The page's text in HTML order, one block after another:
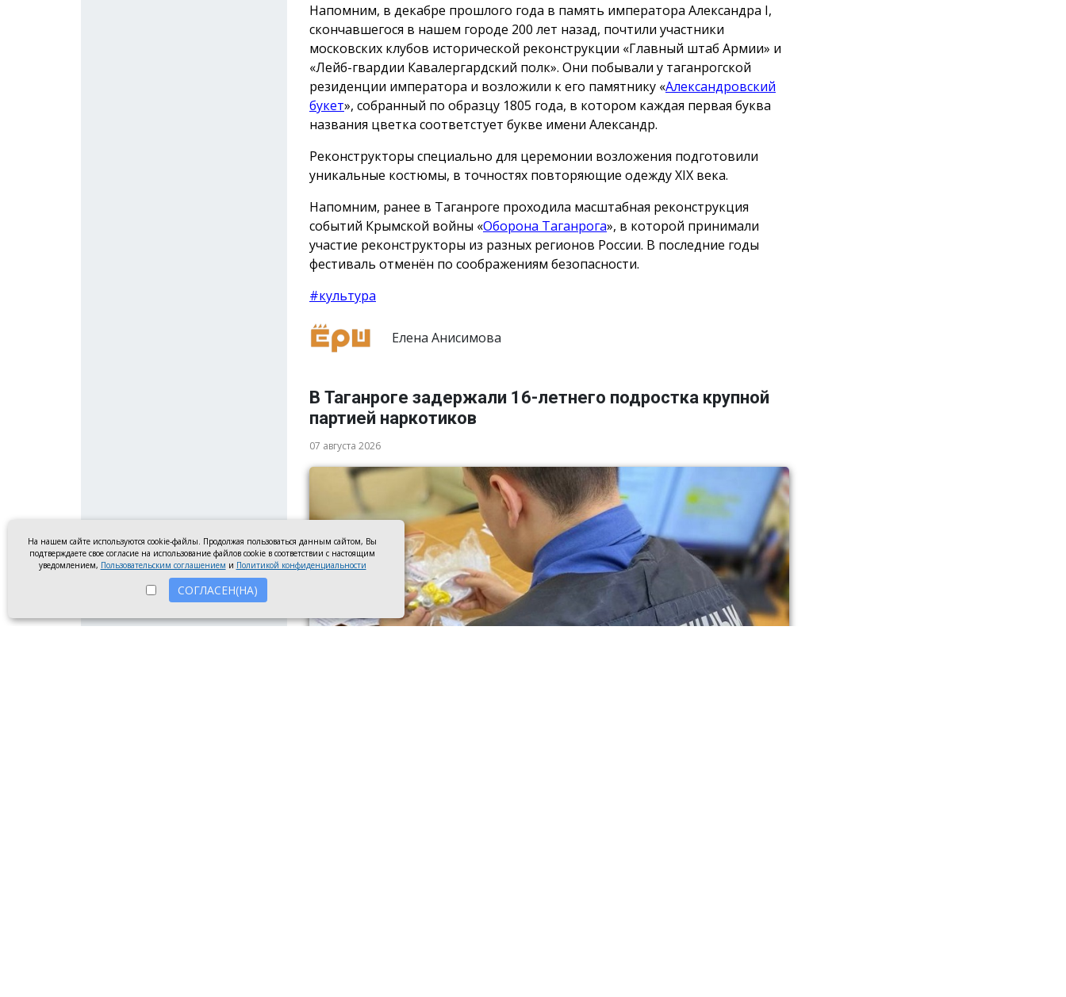
Напомним, в декабре прошлого года в память императора Александра I,
скончавшегося в нашем городе 200 лет назад, почтили участники
московских клубов исторической реконструкции «Главный штаб Армии» и
«Лейб-гвардии Кавалергардский полк». Они побывали у таганрогской
резиденции императора и возложили к его памятнику «Александровский
букет», собранный по образцу 1805 года, в котором каждая первая буква
названия цветка соответстует букве имени Александр.
Реконструкторы специально для церемонии возложения подготовили
уникальные костюмы, в точностях повторяющие одежду ХIX века.
Напомним, ранее в Таганроге проходила масштабная реконструкция
событий Крымской войны «Оборона Таганрога», в которой принимали
участие реконструкторы из разных регионов России. В последние годы
фестиваль отменён по соображениям безопасности.
#культура
Елена Анисимова
В Таганроге задержали 16-летнего подростка крупной
партией наркотиков
07 августа 2026
На нашем сайте используются cookie-файлы. Продолжая пользоваться данным сайтом, Вы
подтверждаете свое согласие на использование файлов cookie в соответствии с настоящим
уведомлением, Пользовательским соглашением и Политикой конфиденциальности
СОГЛАСЕН(НА)